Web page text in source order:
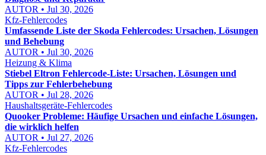
AUTOR • Jul 30, 2026
Kfz-Fehlercodes
Umfassende Liste der Skoda Fehlercodes: Ursachen, Lösungen
und Behebung
AUTOR • Jul 30, 2026
Heizung & Klima
Stiebel Eltron Fehlercode-Liste: Ursachen, Lösungen und
Tipps zur Fehlerbehebung
AUTOR • Jul 28, 2026
Haushaltsgeräte-Fehlercodes
Quooker Probleme: Häufige Ursachen und einfache Lösungen,
die wirklich helfen
AUTOR • Jul 27, 2026
Kfz-Fehlercodes